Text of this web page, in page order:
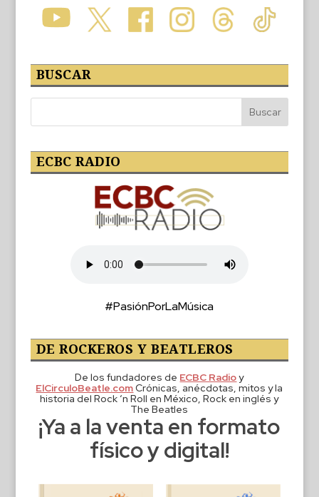
BUSCAR
ECBC RADIO
#PasiónPorLaMúsica
DE ROCKEROS Y BEATLEROS
De los fundadores de ECBC Radioy
ElCirculoBeatle.comCrónicas, anécdotas, mitos y la
historia del Rock ‘n Roll en México, Rock en inglés y
The Beatles
¡Ya a la venta en formato
físico y digital!